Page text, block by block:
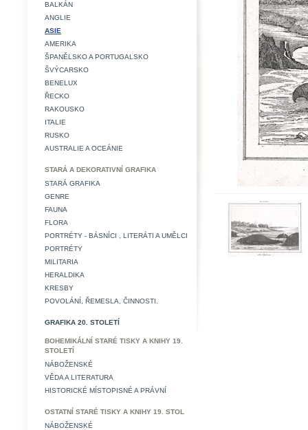
BALKÁN
ANGLIE
ASIE
AMERIKA
ŠPANĚLSKO A PORTUGALSKO
ŠVÝCARSKO
BENELUX
ŘECKO
RAKOUSKO
ITALIE
RUSKO
AUSTRALIE A OCEÁNIE
STARÁ A DEKORATIVNÍ GRAFIKA
STARÁ GRAFIKA
GENRE
FAUNA
FLORA
PORTRÉTY - BÁSNÍCI , LITERÁTI A UMĚLCI
PORTRÉTY
MILITARIA
HERALDIKA
KRESBY
POVOLÁNÍ, ŘEMESLA, ČINNOSTI.
GRAFIKA 20. STOLETÍ
BOHEMIKÁLNÍ STARÉ TISKY A KNIHY 19.
STOLETÍ
NÁBOŽENSKÉ
VĚDA A LITERATURA
HISTORICKÉ MÍSTOPISNÉ A PRÁVNÍ
OSTATNÍ STARÉ TISKY A KNIHY 19. STOL
NÁBOŽENSKÉ